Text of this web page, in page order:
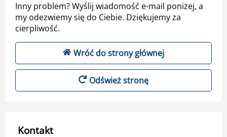
Inny problem? Wyślij wiadomość e-mail poniżej, a
my odezwiemy się do Ciebie. Dziękujemy za
cierpliwość.
Wróć do strony głównej
Odśwież stronę
Kontakt